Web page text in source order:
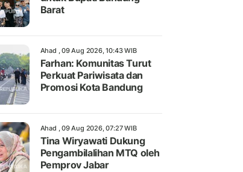
Barat
Ahad , 09 Aug 2026, 10:43 WIB
Farhan: Komunitas Turut
Perkuat Pariwisata dan
Promosi Kota Bandung
Ahad , 09 Aug 2026, 07:27 WIB
Tina Wiryawati Dukung
Pengambilalihan MTQ oleh
Pemprov Jabar